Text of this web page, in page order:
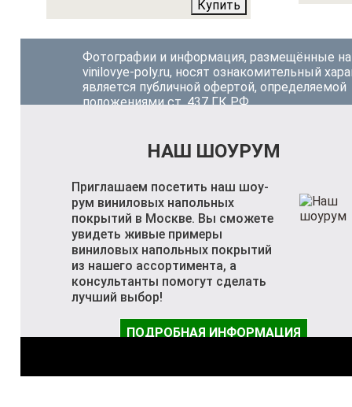
Купить
Фотографии и информация, размещённые на
vinilovye-poly.ru, носят ознакомительный
является публичной офертой, определяемой
положениями ст. 437 ГК РФ.
НАШ ШОУРУМ
Приглашаем посетить наш шоу-
рум виниловых напольных
покрытий в Москве. Вы сможете
увидеть живые примеры
виниловых напольных покрытий
из нашего ассортимента, а
консультанты помогут сделать
лучший выбор!
ПОДРОБНАЯ ИНФОРМАЦИЯ